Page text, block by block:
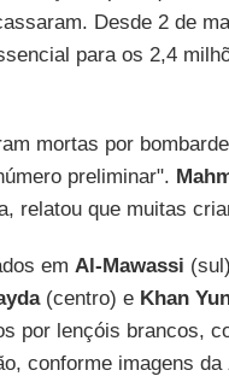
Desde 2 de
para os 2,4
mortas por
preliminar".
relatou que muitas
em Al-Mawassi
(centro) e Khan
por lençóis brancos,
conforme imagens da